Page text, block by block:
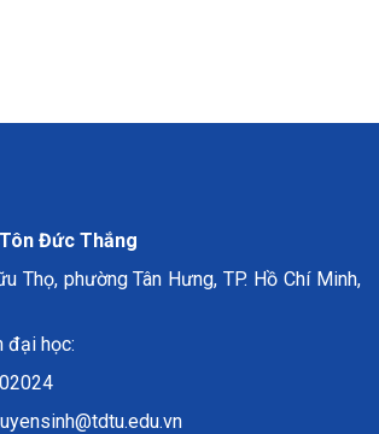
Đức Thắng
Thọ, phường Tân Hưng, TP. Hồ Chí Minh,
đại học: